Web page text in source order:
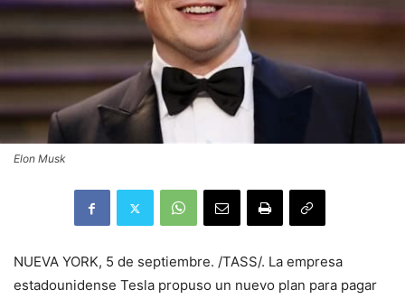
Elon Musk
NUEVA YORK, 5 de septiembre. /TASS/. La empresa
estadounidense Tesla propuso un nuevo plan para pagar